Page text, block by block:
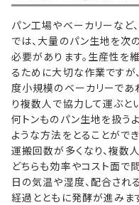
パン工場やベーカリーなど
では、大量のパン生地を
必要があります。生産性を
るために大切な作業ですが
度小規模のベーカリーであ
り複数人で協力して運ぶと
何トンものパン生地を扱う
ような方法をとることがで
運搬回数が多くなり、複数
どちらも効率やコスト面で
日の気温や湿度、配合され
経過とともに発酵が進みま